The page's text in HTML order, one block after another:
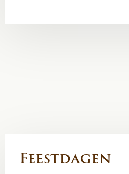
Feestdagen